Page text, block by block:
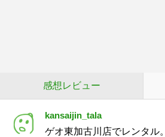
感想レビュー
kansaijin_tala
ゲオ東加古川店でレンタル。